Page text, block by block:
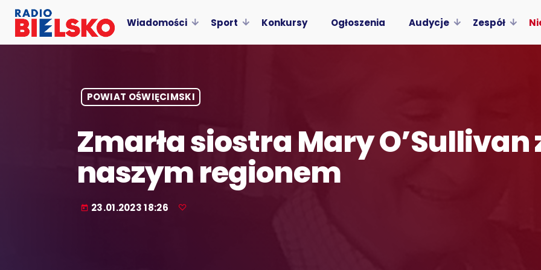
Wiadomości Sport Konkursy Ogłoszenia Audycje Zespół
POWIAT OŚWIĘCIMSKI
Zmarła siostra Mary O’Sullivan
naszym regionem
today 23.01.2023 18:26